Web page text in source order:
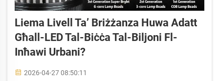
Liema Livell Ta’ Briżżanza Huwa Adatt
Għall-LED Tal-Biċċa Tal-Biljoni Fl-
Inħawi Urbani?
2026-04-27 08:50:11